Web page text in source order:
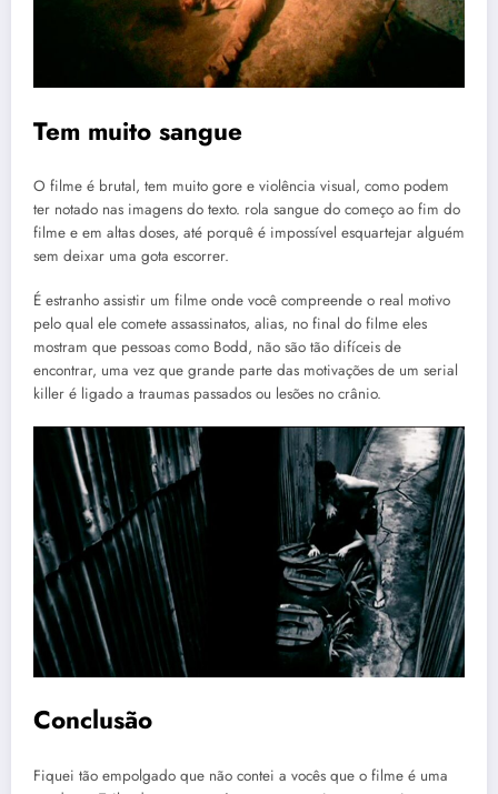
Tem muito sangue
O filme é brutal, tem muito gore e violência visual, como podem
ter notado nas imagens do texto. rola sangue do começo ao fim do
filme e em altas doses, até porquê é impossível esquartejar alguém
sem deixar uma gota escorrer.
É estranho assistir um filme onde você compreende o real motivo
pelo qual ele comete assassinatos, alias, no final do filme eles
mostram que pessoas como Bodd, não são tão difíceis de
encontrar, uma vez que grande parte das motivações de um serial
killer é ligado a traumas passados ou lesões no crânio.
Conclusão
Fiquei tão empolgado que não contei a vocês que o filme é uma